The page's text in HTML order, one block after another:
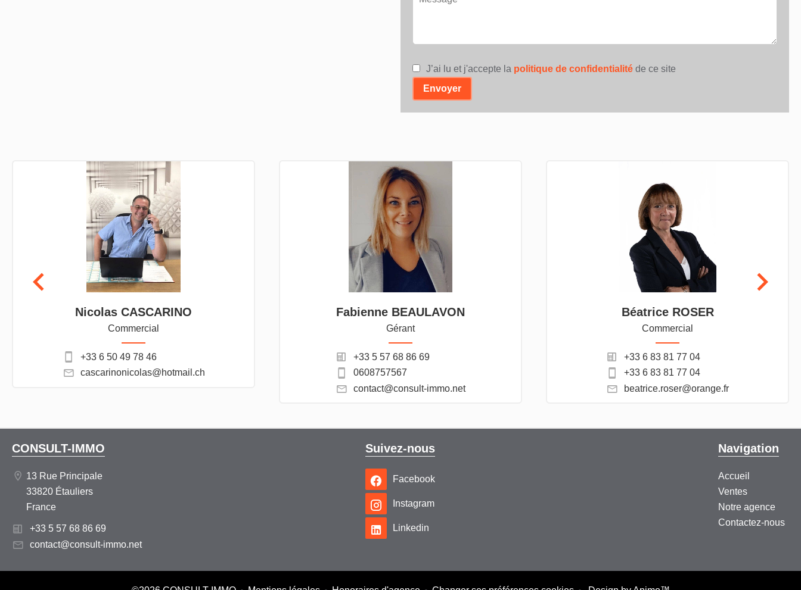
J’ai lu et j'accepte la politique de confidentialité de ce site
Envoyer
Nicolas CASCARINO
Commercial
+33 6 50 49 78 46
cascarinonicolas@hotmail.ch
Fabienne BEAULAVON
Gérant
+33 5 57 68 86 69
0608757567
contact@consult-immo.net
Béatrice ROSER
Commercial
+33 6 83 81 77 04
+33 6 83 81 77 04
beatrice.roser@orange.fr
CONSULT-IMMO
13 Rue Principale
33820 Étauliers
France
+33 5 57 68 86 69
contact@consult-immo.net
Suivez-nous
Facebook
Instagram
Linkedin
Navigation
Accueil
Ventes
Notre agence
Contactez-nous